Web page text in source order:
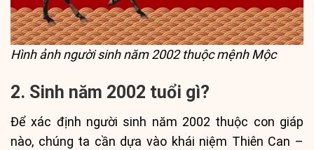
Hình ảnh người sinh năm 2002 thuộc mệnh Mộc
2. Sinh năm 2002 tuổi gì?
Để xác định người sinh năm 2002 thuộc con giáp
nào, chúng ta cần dựa vào khái niệm Thiên Can –